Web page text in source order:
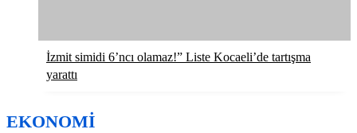
İzmit simidi 6’ncı olamaz!” Liste Kocaeli’de tartışma
yarattı
EKONOMİ